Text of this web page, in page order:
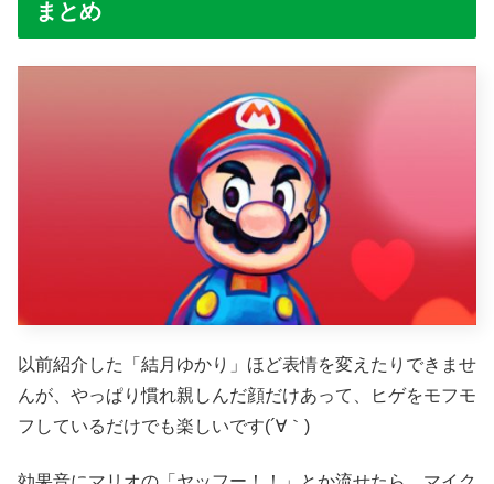
まとめ
以前紹介した「結月ゆかり」ほど表情を変えたりできませ
んが、やっぱり慣れ親しんだ顔だけあって、ヒゲをモフモ
フしているだけでも楽しいです(´∀｀)